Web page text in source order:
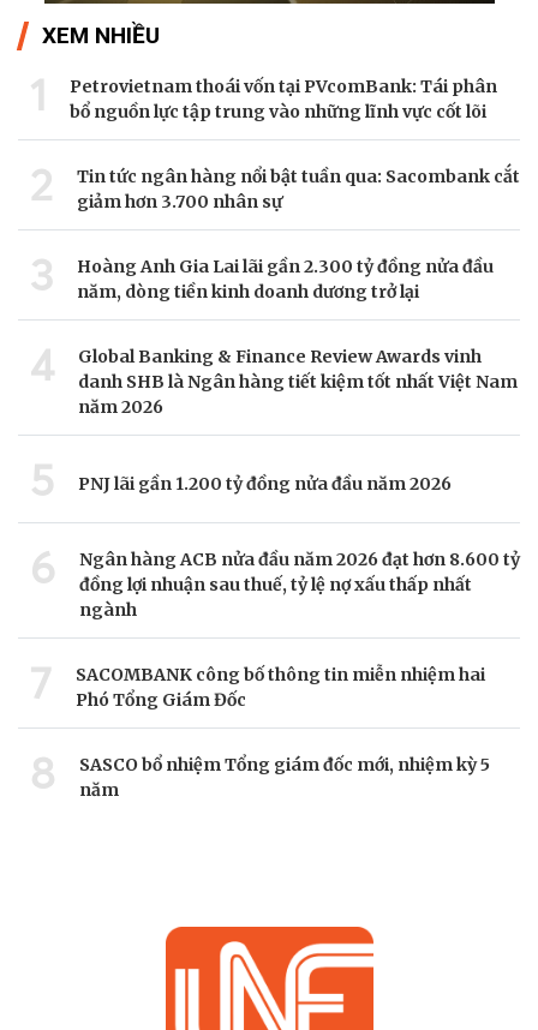
XEM NHIỀU
1
Petrovietnam thoái vốn tại PVcomBank: Tái phân
bổ nguồn lực tập trung vào những lĩnh vực cốt lõi
2
Tin tức ngân hàng nổi bật tuần qua: Sacombank cắt
giảm hơn 3.700 nhân sự
3
Hoàng Anh Gia Lai lãi gần 2.300 tỷ đồng nửa đầu
năm, dòng tiền kinh doanh dương trở lại
4
Global Banking & Finance Review Awards vinh
danh SHB là Ngân hàng tiết kiệm tốt nhất Việt Nam
năm 2026
5 PNJ lãi gần 1.200 tỷ đồng nửa đầu năm 2026
6
Ngân hàng ACB nửa đầu năm 2026 đạt hơn 8.600 tỷ
đồng lợi nhuận sau thuế, tỷ lệ nợ xấu thấp nhất
ngành
7
SACOMBANK công bố thông tin miễn nhiệm hai
Phó Tổng Giám Đốc
8
SASCO bổ nhiệm Tổng giám đốc mới, nhiệm kỳ 5
năm